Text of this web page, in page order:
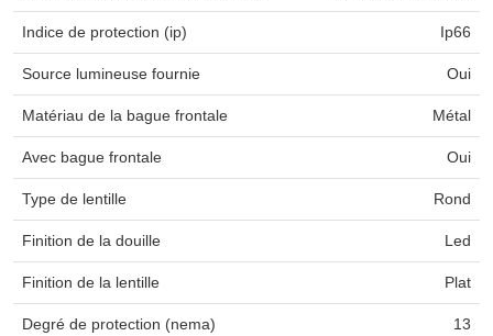
Indice de protection (ip) Ip66
Source lumineuse fournie Oui
Matériau de la bague frontale Métal
Avec bague frontale Oui
Type de lentille Rond
Finition de la douille Led
Finition de la lentille Plat
Degré de protection (nema) 13